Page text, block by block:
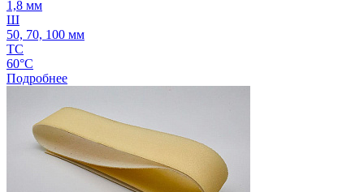
1,8 мм
Ш
50, 70, 100 мм
ТС
60°C
Подробнее